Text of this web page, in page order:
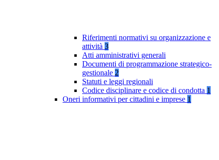
Riferimenti normativi su organizzazione e
attività 3
Atti amministrativi generali
Documenti di programmazione strategico-
gestionale 2
Statuti e leggi regionali
Codice disciplinare e codice di condotta 1
Oneri informativi per cittadini e imprese 1